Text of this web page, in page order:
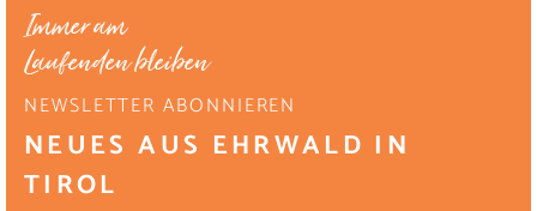
Immer am
Laufenden bleiben
NEWSLETTER ABONNIEREN
NEUES AUS EHRWALD IN
TIROL